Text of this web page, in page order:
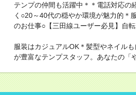
テンプの仲間も活躍中＊＊電話対応の
く○20～40代の穏やか環境が魅力的＊
のお仕事○【三田線ユーザー必見】自
服装はカジュアルOK＊髪型やネイル
が豊富なテンプスタッフ。あなたの「